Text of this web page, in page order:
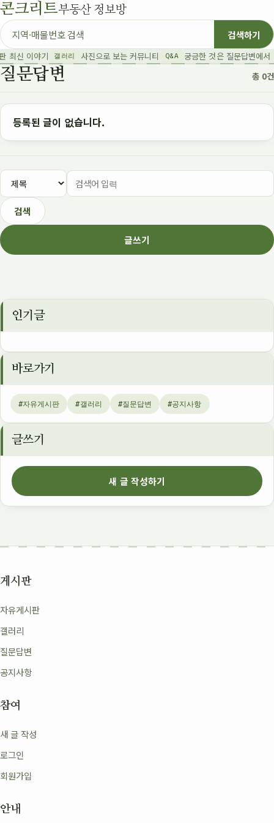
콘크리트부동산 정보방
매물 검색
검색하기
최신 이야기 갤러리 사진으로 보는 커뮤니티 Q&A 궁금한 것은 질문답변에서
질문답변 총 0건
등록된 글이 없습니다.
검색
글쓰기
인기글
바로가기
#자유게시판 #갤러리 #질문답변 #공지사항
글쓰기
새 글 작성하기
게시판
자유게시판
갤러리
질문답변
공지사항
참여
새 글 작성
로그인
회원가입
안내